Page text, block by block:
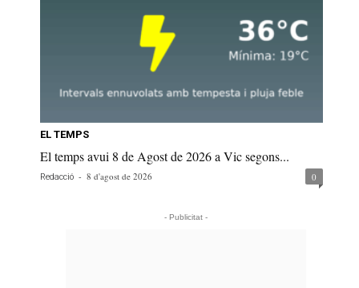
EL TEMPS
El temps avui 8 de Agost de 2026 a Vic segons...
Redacció - 8 d'agost de 2026 0
- Publicitat -